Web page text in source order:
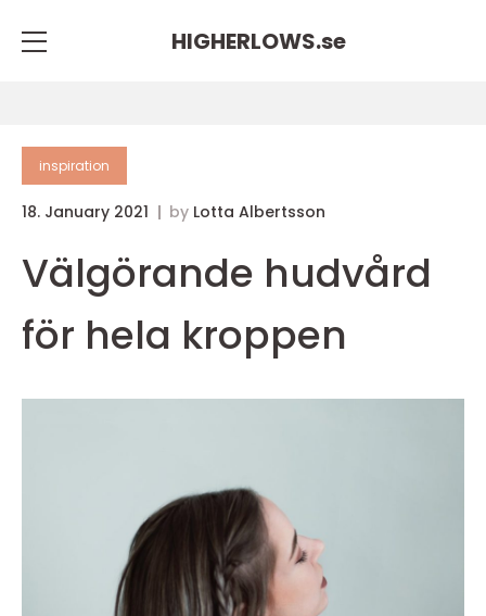
HIGHERLOWS.se
inspiration
18. January 2021 by Lotta Albertsson
Välgörande hudvård
för hela kroppen